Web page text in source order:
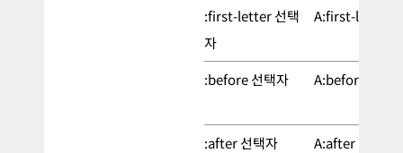
:first-letter 선택
자
A:first-letter
:before 선택자 A:before
:after 선택자 A:after